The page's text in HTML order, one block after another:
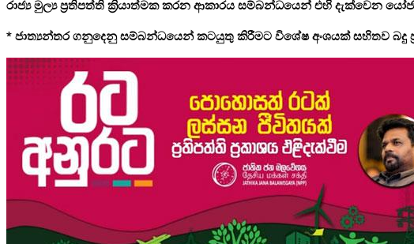
රාජ්‍ය මුල්‍ය ප්‍රතිපත්ති ක්‍රියාත්මක කරන ආකාරය සම්බන්ධයෙන් එහි දැක්වෙන
* ජාත්‍යන්තර ගනුදෙනු සම්බන්ධයෙන් කටයුතු කිරීමට විශේෂ අංශයක් සහිතව බදු